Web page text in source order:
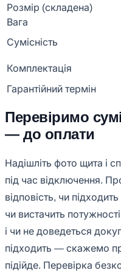
Розмір (складена)
Вага
Сумісність
Комплектація
Гарантійний термін
Перевіримо
— до оплати
Надішліть фото щита і
під час відключення.
відповість, чи
чи вистачить
і чи не доведеться
підходить — скажемо
підійде. Перевірка